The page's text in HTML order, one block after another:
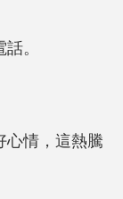
。
情，這熱騰